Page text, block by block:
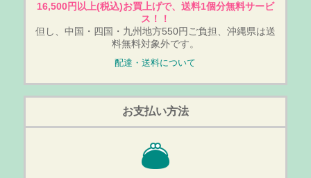
16,500円以上(税込)お買上げで、送料1個分無料サービ
ス！！
但し、中国・四国・九州地方550円ご負担、沖縄県は送
料無料対象外です。
配達・送料について
お支払い方法